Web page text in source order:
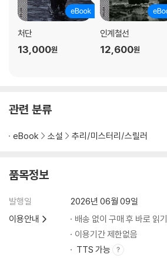
처단
13,000원
인계철선
12,600원
관련 분류
eBook 소설 추리/미스터리/스릴러
품목정보
발행일
2026년 06월 09일
이용안내
배송 없이 구매 후 바로 읽기
이용기간 제한없음
TTS 가능